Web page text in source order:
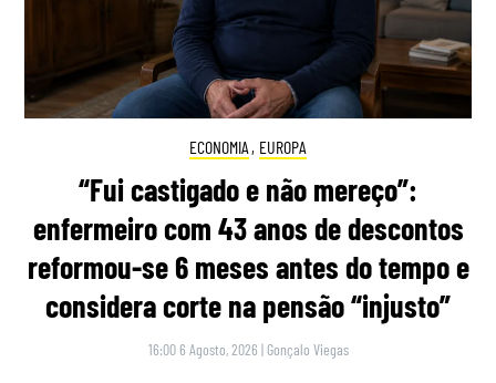
ECONOMIA , EUROPA
“Fui castigado e não mereço”:
enfermeiro com 43 anos de descontos
reformou-se 6 meses antes do tempo e
considera corte na pensão “injusto”
16:00 6 Agosto, 2026 | Gonçalo Viegas